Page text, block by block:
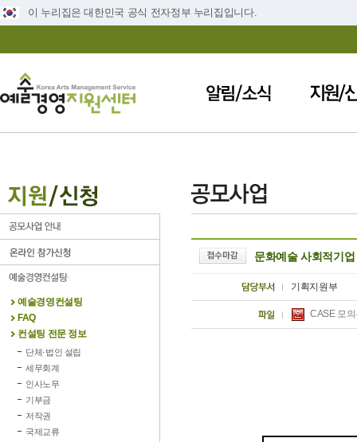
이 누리집은 대한민국 공식 전자정부 누리집입니다.
예술경영컨설팅
FAQ
컨설팅 전문 정보
단체·법인 설립
세무회계
인사노무
기부금
저작권
국제교류
문화예술 사회적기
기획지원부
CASE 모